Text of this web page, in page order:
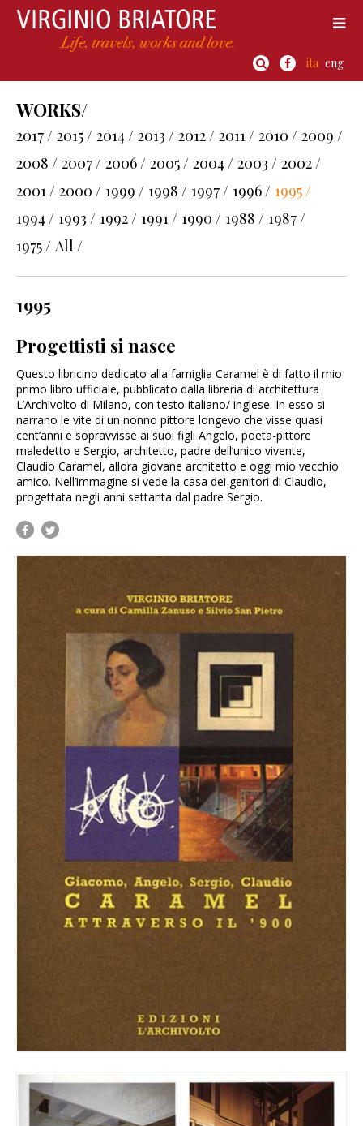
ita eng
WORKS/
2017 / 2015 / 2014 / 2013 / 2012 / 2011 / 2010 / 2009 /
2008 / 2007 / 2006 / 2005 / 2004 / 2003 / 2002 /
2001 / 2000 / 1999 / 1998 / 1997 / 1996 / 1995 /
1994 / 1993 / 1992 / 1991 / 1990 / 1988 / 1987 /
1975 / All /
1995
Progettisti si nasce
Questo libricino dedicato alla famiglia Caramel è di fatto il mio
primo libro ufficiale, pubblicato dalla libreria di architettura
L’Archivolto di Milano, con testo italiano/ inglese. In esso si
narrano le vite di un nonno pittore longevo che visse quasi
cent’anni e sopravvisse ai suoi figli Angelo, poeta-pittore
maledetto e Sergio, architetto, padre dell’unico vivente,
Claudio Caramel, allora giovane architetto e oggi mio vecchio
amico. Nell’immagine si vede la casa dei genitori di Claudio,
progettata negli anni settanta dal padre Sergio.